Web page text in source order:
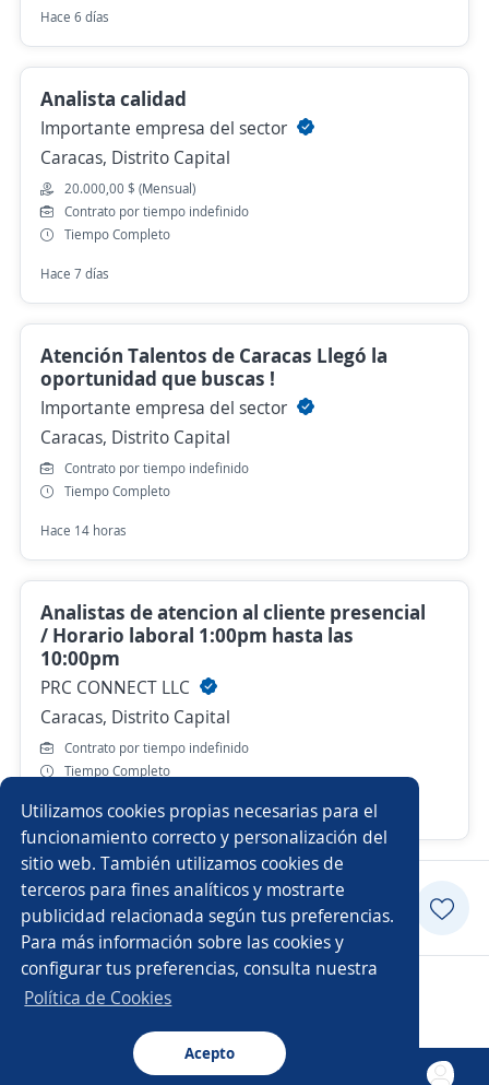
Utilizamos cookies propias necesarias para el
funcionamiento correcto y personalización del
sitio web. También utilizamos cookies de
terceros para fines analíticos y mostrarte
publicidad relacionada según tus preferencias.
Para más información sobre las cookies y
configurar tus preferencias, consulta nuestra
Política de Cookies
Acepto
Hace 6 días
Analista calidad
Importante empresa del sector
Caracas, Distrito Capital
20.000,00 $ (Mensual)
Contrato por tiempo indefinido
Tiempo Completo
Hace 7 días
Atención Talentos de Caracas Llegó la
oportunidad que buscas !
Importante empresa del sector
Caracas, Distrito Capital
Contrato por tiempo indefinido
Tiempo Completo
Hace 14 horas
Analistas de atencion al cliente presencial
/ Horario laboral 1:00pm hasta las
10:00pm
PRC CONNECT LLC
Caracas, Distrito Capital
Contrato por tiempo indefinido
Tiempo Completo
Hace 5 días
Postularme
Copyright 2014 - 2026 DGNET LTD.
Aviso legal